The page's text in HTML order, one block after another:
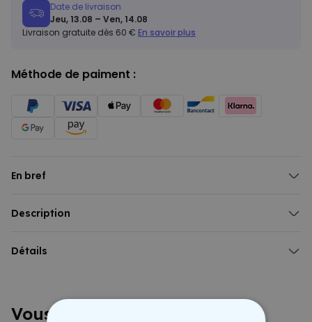
Date de livraison
Jeu, 13.08 – Ven, 14.08
Livraison gratuite dès 60 € En savoir plus
Méthode de paiment :
En bref
Description
Détails
Vous avez vu ?